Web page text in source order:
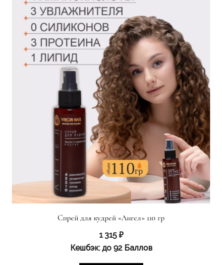
Спрей для кудрей «Ангел» 110 гр
1 315 ₽
Кешбэк:до 92 Баллов